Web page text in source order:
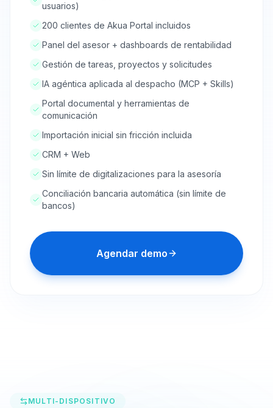
usuarios)
200 clientes de Akua Portal incluidos
Panel del asesor + dashboards de rentabilidad
Gestión de tareas, proyectos y solicitudes
IA agéntica aplicada al despacho (MCP + Skills)
Portal documental y herramientas de
comunicación
Importación inicial sin fricción incluida
CRM + Web
Sin límite de digitalizaciones para la asesoría
Conciliación bancaria automática (sin límite de
bancos)
Agendar demo
MULTI-DISPOSITIVO